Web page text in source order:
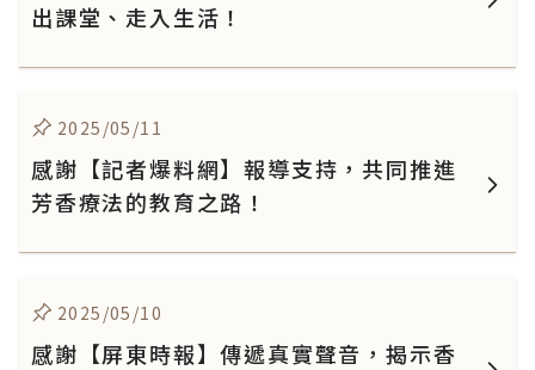
出課堂、走入生活！
2025/05/11
感謝【記者爆料網】報導支持，共同推進
芳香療法的教育之路！
2025/05/10
感謝【屏東時報】傳遞真實聲音，揭示香